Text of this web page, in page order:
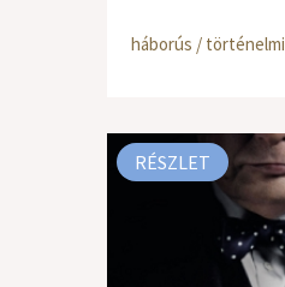
háborús / történelmi
RÉSZLET